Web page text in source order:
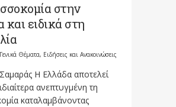
στην
και ειδικά στη
Γενικά Θέματα, Ειδήσεις και Ανακοινώσεις
Η Ελλάδα αποτελεί
ανεπτυγμένη τη
καταλαμβάνοντας